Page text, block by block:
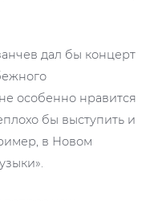
дал бы концерт
особенно нравится
бы выступить и
в Новом